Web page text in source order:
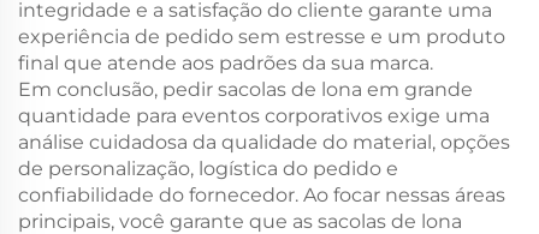
integridade e a satisfação do cliente garante uma
experiência de pedido sem estresse e um produto
final que atende aos padrões da sua marca.
Em conclusão, pedir sacolas de lona em grande
quantidade para eventos corporativos exige uma
análise cuidadosa da qualidade do material, opções
de personalização, logística do pedido e
confiabilidade do fornecedor. Ao focar nessas áreas
principais, você garante que as sacolas de lona